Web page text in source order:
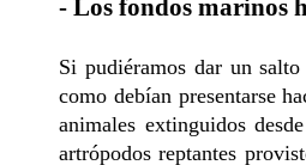
- Los fondos marinos
Si pudiéramos dar un
como debían presentarse
animales extinguidos
artrópodos reptantes